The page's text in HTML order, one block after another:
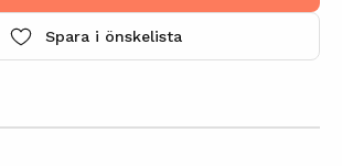
Spara i önskelista